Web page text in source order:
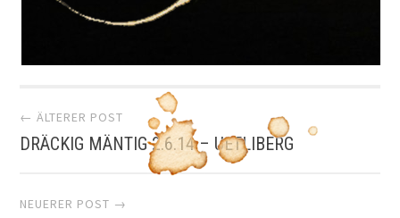
Artikel-
Navigation
← ÄLTERER POST
DRÄCKIG MÄNTIG 2.6.14 – UETLIBERG
NEUERER POST →